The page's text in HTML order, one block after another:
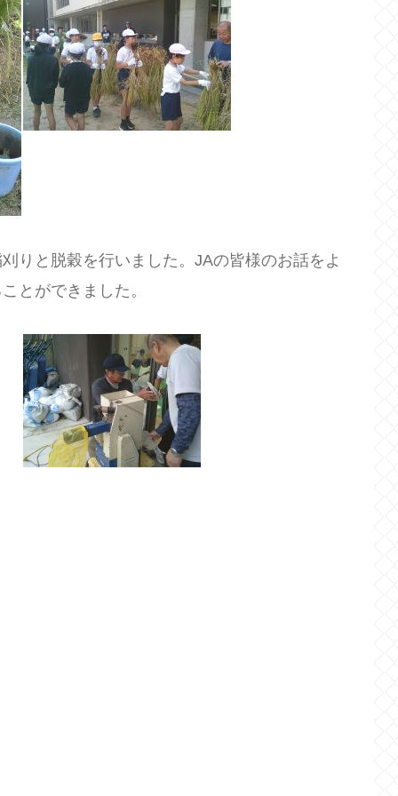
と脱穀を行いました。JAの皆様のお話をよ
とができました。